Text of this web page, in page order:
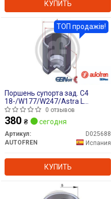
КУПИТЬ
Поршень супорта зад. C4
18-/W177/W247/Astra L
21-/308/508 18- (38x53mm)
(Bosch)
0 отзывов
380 ₴ сегодня
Артикул:
D025688
AUTOFREN
Испания
КУПИТЬ
ТОП продажів!